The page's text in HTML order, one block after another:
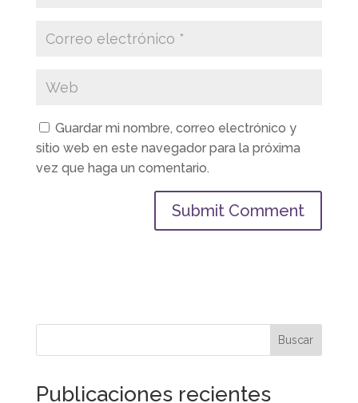
Guardar mi nombre, correo electrónico y
sitio web en este navegador para la próxima
vez que haga un comentario.
Buscar
Publicaciones recientes